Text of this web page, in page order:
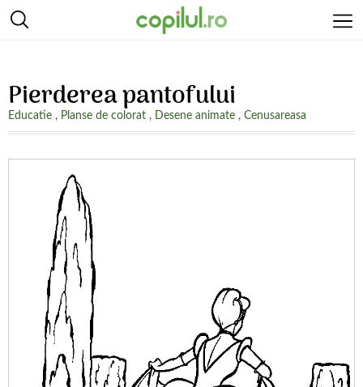
Pierderea pantofului
Educatie , Planse de colorat , Desene animate , Cenusareasa